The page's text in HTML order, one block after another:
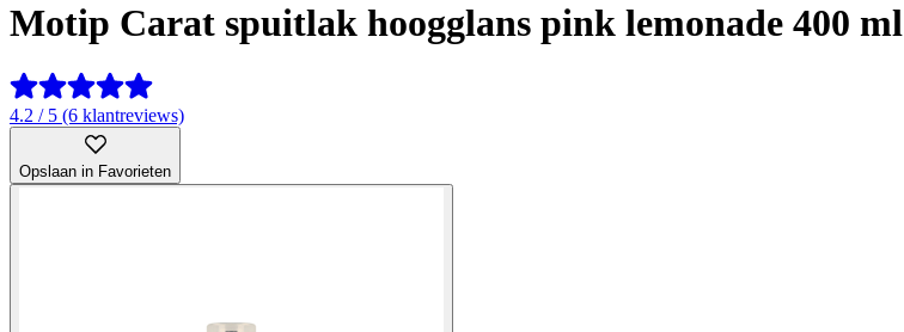
Motip Carat spuitlak hoogglans pink lemonade 400 ml
4.2 / 5 (6 klantreviews)
Opslaan in Favorieten